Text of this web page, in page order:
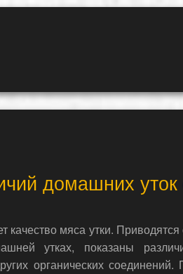
домашних
качество мяса утки.
утках, показаны
органических соединений.